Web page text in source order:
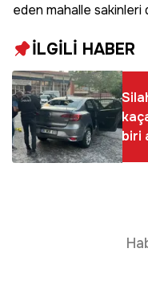
eden mahalle sakinleri
İLGİLİ HABER
biri